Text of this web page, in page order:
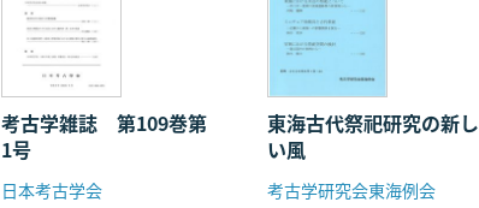
考古学雑誌 第109巻第
1号
日本考古学会
東海古代祭祀研究の新し
い風
考古学研究会東海例会